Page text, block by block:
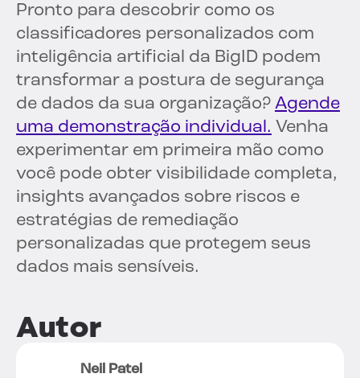
Pronto para descobrir como os
classificadores personalizados com
inteligência artificial da BigID podem
transformar a postura de segurança
de dados da sua organização? Agende
uma demonstração individual. Venha
experimentar em primeira mão como
você pode obter visibilidade completa,
insights avançados sobre riscos e
estratégias de remediação
personalizadas que protegem seus
dados mais sensíveis.
Autor
Neil Patel